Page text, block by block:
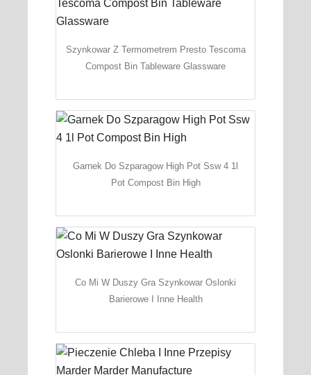
Szynkowar Z Termometrem Presto Tescoma
Compost Bin Tableware Glassware
Garnek Do Szparagow High Pot Ssw 4 1l
Pot Compost Bin High
Co Mi W Duszy Gra Szynkowar Oslonki
Barierowe I Inne Health